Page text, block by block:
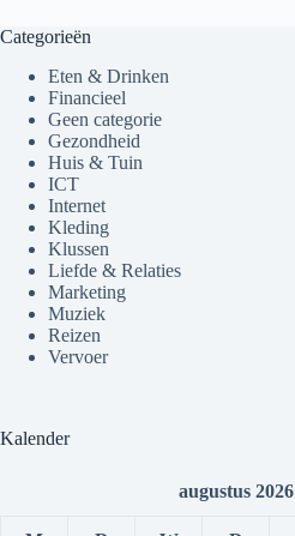
Categorieën
Eten & Drinken
Financieel
Geen categorie
Gezondheid
Huis & Tuin
ICT
Internet
Kleding
Klussen
Liefde & Relaties
Marketing
Muziek
Reizen
Vervoer
Kalender
augustus 2026